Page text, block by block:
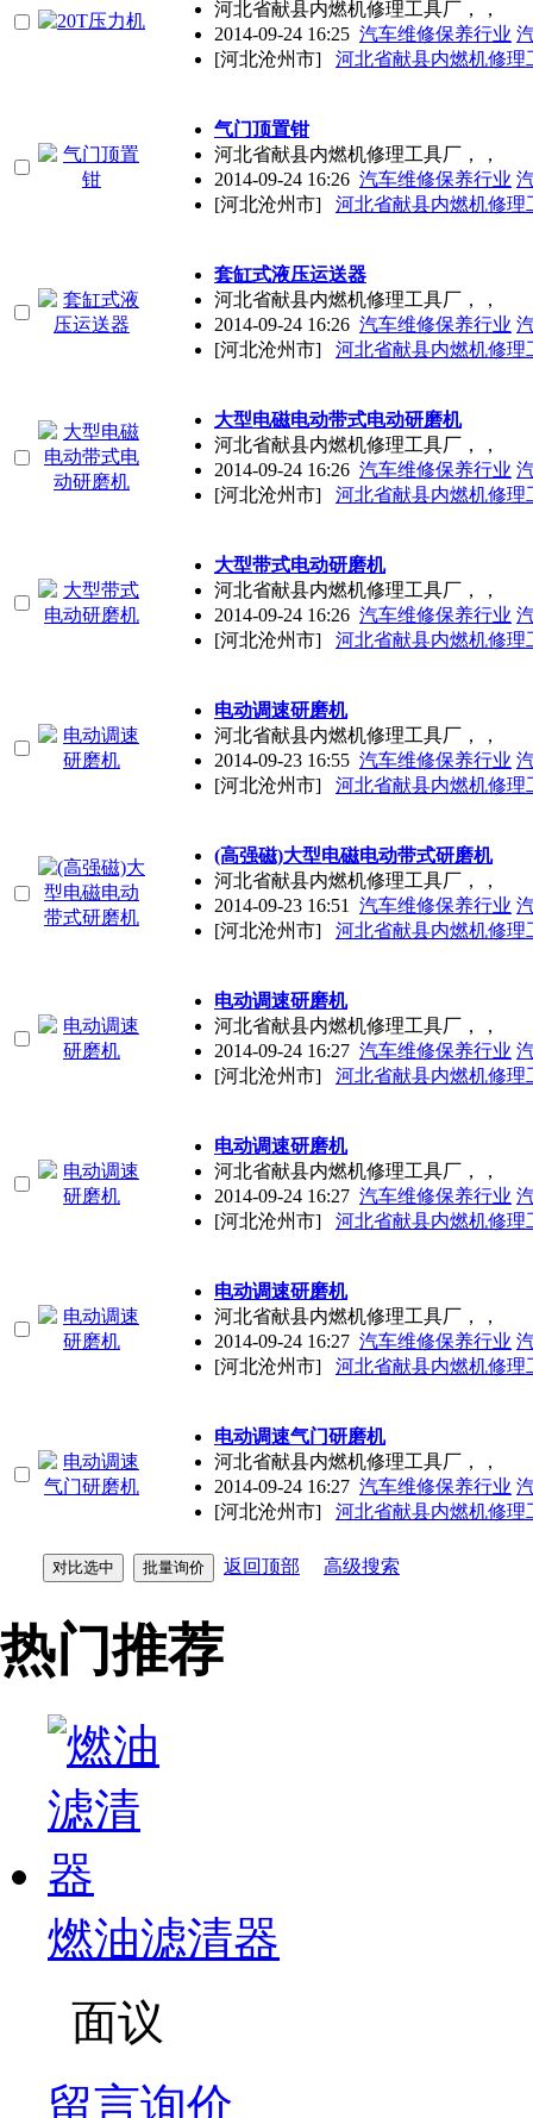
河北省献县内燃机修理工具厂，，
2014-09-24 16:25 汽车维修保养行业
[河北沧州市]
河北省献县内燃机修理
气门顶置钳
河北省献县内燃机修理工具厂，，
2014-09-24 16:26 汽车维修保养行业
[河北沧州市]
河北省献县内燃机修理
套缸式液压运送器
河北省献县内燃机修理工具厂，，
2014-09-24 16:26 汽车维修保养行业
[河北沧州市]
河北省献县内燃机修理
大型电磁电动带式电动研磨机
河北省献县内燃机修理工具厂，，
2014-09-24 16:26 汽车维修保养行业
[河北沧州市]
河北省献县内燃机修理
大型带式电动研磨机
河北省献县内燃机修理工具厂，，
2014-09-24 16:26 汽车维修保养行业
[河北沧州市]
河北省献县内燃机修理
电动调速研磨机
河北省献县内燃机修理工具厂，，
2014-09-23 16:55 汽车维修保养行业
[河北沧州市]
河北省献县内燃机修理
(高强磁)大型电磁电动带式研磨机
河北省献县内燃机修理工具厂，，
2014-09-23 16:51 汽车维修保养行业
[河北沧州市]
河北省献县内燃机修理
电动调速研磨机
河北省献县内燃机修理工具厂，，
2014-09-24 16:27 汽车维修保养行业
[河北沧州市]
河北省献县内燃机修理
电动调速研磨机
河北省献县内燃机修理工具厂，，
2014-09-24 16:27 汽车维修保养行业
[河北沧州市]
河北省献县内燃机修理
电动调速研磨机
河北省献县内燃机修理工具厂，，
2014-09-24 16:27 汽车维修保养行业
[河北沧州市]
河北省献县内燃机修理
电动调速气门研磨机
河北省献县内燃机修理工具厂，，
2014-09-24 16:27 汽车维修保养行业
[河北沧州市]
河北省献县内燃机修理
返回顶部 高级搜索
热门推荐
燃油滤清器
面议
留言询价